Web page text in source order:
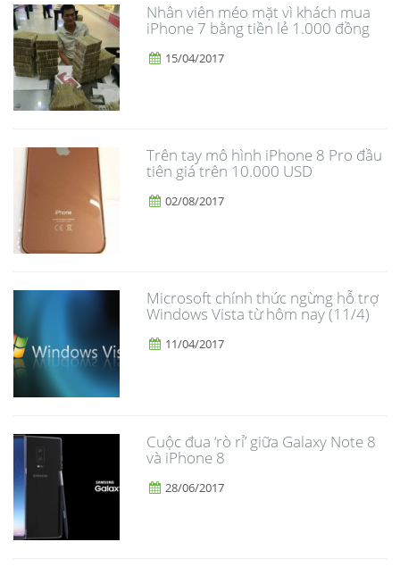
Nhân viên méo mặt vì khách mua
iPhone 7 bằng tiền lẻ 1.000 đồng
15/04/2017
Trên tay mô hình iPhone 8 Pro đầu
tiên giá trên 10.000 USD
02/08/2017
Microsoft chính thức ngừng hỗ trợ
Windows Vista từ hôm nay (11/4)
11/04/2017
​Cuộc đua ‘rò rỉ’ giữa Galaxy Note 8
và iPhone 8
28/06/2017